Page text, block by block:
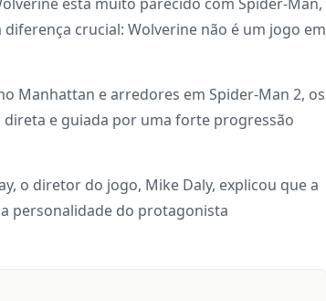
crucial: Wolverine não é um jogo em
Manhattan e arredores em Spider-Man 2, os
direta e guiada por uma forte progressão
o diretor do jogo, Mike Daly, explicou que a
personalidade do protagonista